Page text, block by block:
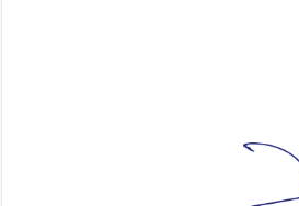
Phó Viện